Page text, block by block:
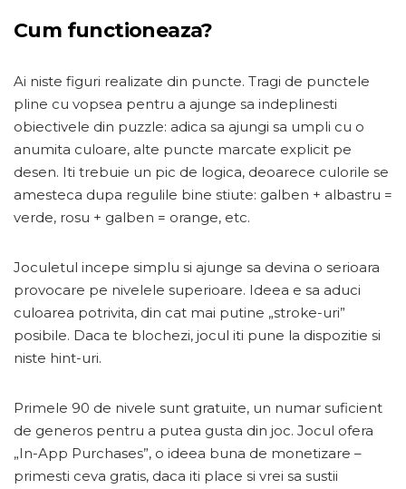
Cum functioneaza?
Ai niste figuri realizate din puncte. Tragi de punctele
pline cu vopsea pentru a ajunge sa indeplinesti
obiectivele din puzzle: adica sa ajungi sa umpli cu o
anumita culoare, alte puncte marcate explicit pe
desen. Iti trebuie un pic de logica, deoarece culorile se
amesteca dupa regulile bine stiute: galben + albastru =
verde, rosu + galben = orange, etc.
Joculetul incepe simplu si ajunge sa devina o serioara
provocare pe nivelele superioare. Ideea e sa aduci
culoarea potrivita, din cat mai putine „stroke-uri”
posibile. Daca te blochezi, jocul iti pune la dispozitie si
niste hint-uri.
Primele 90 de nivele sunt gratuite, un numar suficient
de generos pentru a putea gusta din joc. Jocul ofera
„In-App Purchases”, o ideea buna de monetizare –
primesti ceva gratis, daca iti place si vrei sa sustii